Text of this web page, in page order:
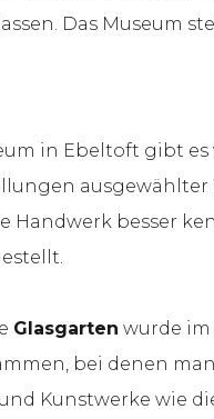
Das Museum
in Ebeltoft gibt
Handwerk besser
Glasgarten wurde
bei denen
Kunstwerke wie